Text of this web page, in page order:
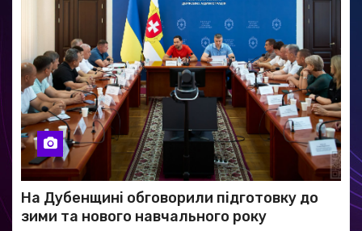
На Дубенщині обговорили підготовку до
зими та нового навчального року